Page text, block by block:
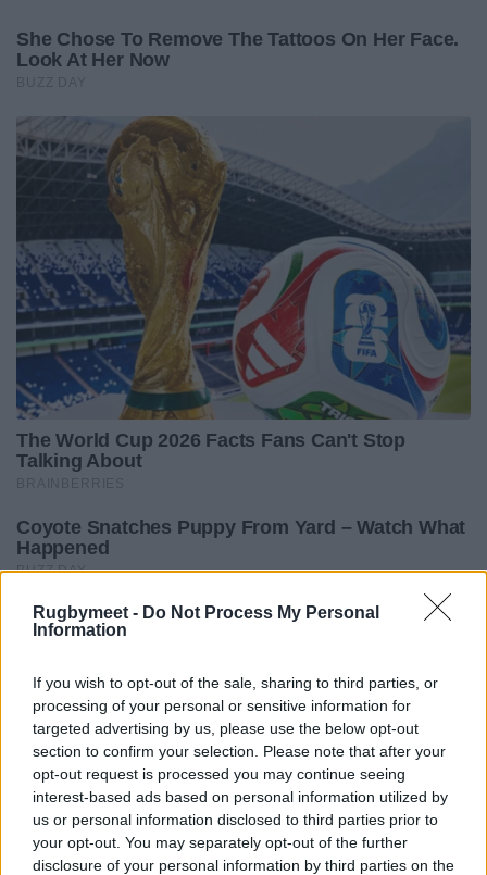
Rugbymeet - Do Not Process My Personal
Information
If you wish to opt-out of the sale, sharing to third parties, or
processing of your personal or sensitive information for
targeted advertising by us, please use the below opt-out
section to confirm your selection. Please note that after your
opt-out request is processed you may continue seeing
interest-based ads based on personal information utilized by
us or personal information disclosed to third parties prior to
your opt-out. You may separately opt-out of the further
disclosure of your personal information by third parties on the